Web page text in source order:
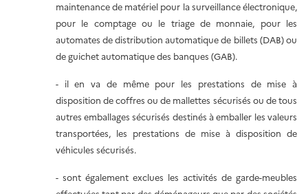
maintenance de matériel pour la surveillance électronique,
pour le comptage ou le triage de monnaie, pour les
automates de distribution automatique de billets (DAB) ou
de guichet automatique des banques (GAB).
- il en va de même pour les prestations de mise à
disposition de coffres ou de mallettes sécurisés ou de tous
autres emballages sécurisés destinés à emballer les valeurs
transportées, les prestations de mise à disposition de
véhicules sécurisés.
- sont également exclues les activités de garde-meubles